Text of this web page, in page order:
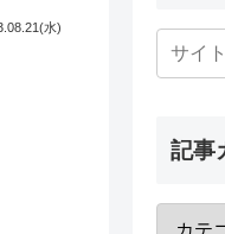
水)
記事